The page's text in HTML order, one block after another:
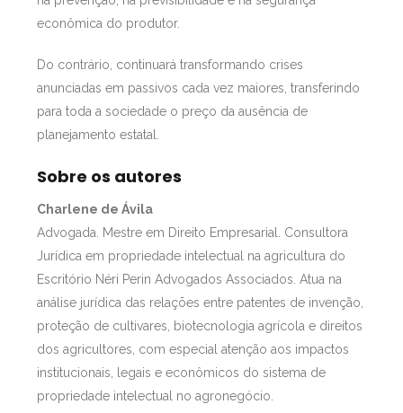
econômica do produtor.
Do contrário, continuará transformando crises
anunciadas em passivos cada vez maiores, transferindo
para toda a sociedade o preço da ausência de
planejamento estatal.
Sobre os autores
Charlene de Ávila
Advogada. Mestre em Direito Empresarial. Consultora
Jurídica em propriedade intelectual na agricultura do
Escritório Néri Perin Advogados Associados. Atua na
análise jurídica das relações entre patentes de invenção,
proteção de cultivares, biotecnologia agrícola e direitos
dos agricultores, com especial atenção aos impactos
institucionais, legais e econômicos do sistema de
propriedade intelectual no agronegócio.